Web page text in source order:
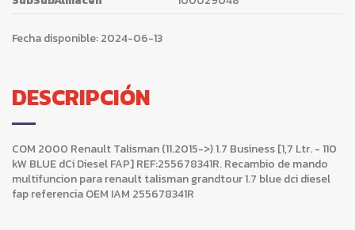
Fecha disponible:2024-06-13
DESCRIPCIÓN
COM 2000 Renault Talisman (11.2015->) 1.7 Business [1,7 Ltr. - 110
kW BLUE dCi Diesel FAP] REF:255678341R. Recambio de mando
multifuncion para renault talisman grandtour 1.7 blue dci diesel
fap referencia OEM IAM 255678341R